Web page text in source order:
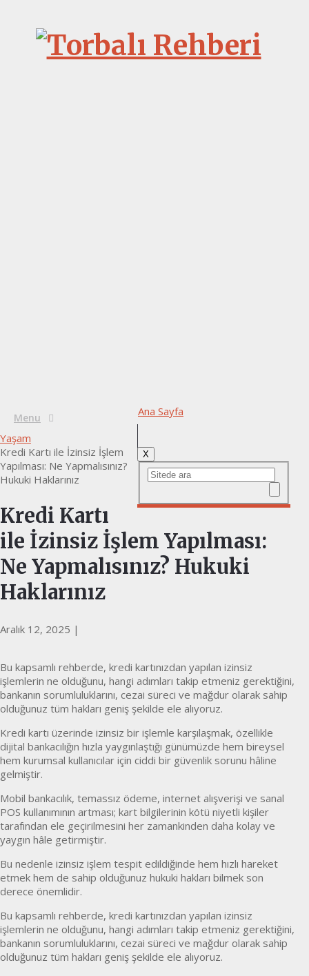
Menu
X
Ana Sayfa
Yaşam
Kredi Kartı ile İzinsiz İşlem
Yapılması: Ne Yapmalısınız?
Hukuki Haklarınız
Kredi Kartı
ile İzinsiz İşlem Yapılması:
Ne Yapmalısınız? Hukuki
Haklarınız
Aralık 12, 2025 |
Bu kapsamlı rehberde, kredi kartınızdan yapılan izinsiz
işlemlerin ne olduğunu, hangi adımları takip etmeniz gerektiğini,
bankanın sorumluluklarını, cezai süreci ve mağdur olarak sahip
olduğunuz tüm hakları geniş şekilde ele alıyoruz.
Kredi kartı üzerinde izinsiz bir işlemle karşılaşmak, özellikle
dijital bankacılığın hızla yaygınlaştığı günümüzde hem bireysel
hem kurumsal kullanıcılar için ciddi bir güvenlik sorunu hâline
gelmiştir.
Mobil bankacılık, temassız ödeme, internet alışverişi ve sanal
POS kullanımının artması; kart bilgilerinin kötü niyetli kişiler
tarafından ele geçirilmesini her zamankinden daha kolay ve
yaygın hâle getirmiştir.
Bu nedenle izinsiz işlem tespit edildiğinde hem hızlı hareket
etmek hem de sahip olduğunuz hukuki hakları bilmek son
derece önemlidir.
Bu kapsamlı rehberde, kredi kartınızdan yapılan izinsiz
işlemlerin ne olduğunu, hangi adımları takip etmeniz gerektiğini,
bankanın sorumluluklarını, cezai süreci ve mağdur olarak sahip
olduğunuz tüm hakları geniş şekilde ele alıyoruz.